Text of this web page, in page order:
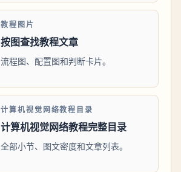
教程图片
按图查找教程文章
流程图、配置图和判断卡片。
计算机视觉网络教程目录
计算机视觉网络教程完整目录
全部小节、图文密度和文章列表。